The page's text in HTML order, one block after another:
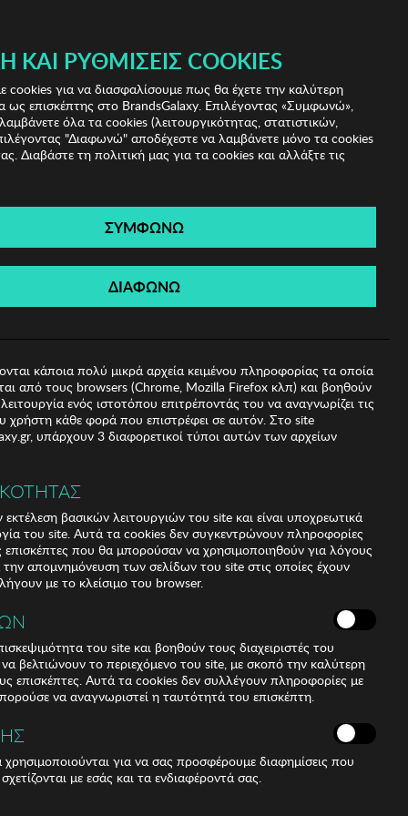
IRIS!
(0)
Ηλίου Lacoste
Acetate temples
100% UV Protection. Αντιανακλαστικοί φακοί.
inside their original box
warranty.
ΚΑΙ ΡΥΘΜΊΣΕΙΣ COOKIES
cookies για να διασφαλίσουμε πως θα έχετε την καλύτερη
ως επισκέπτης στο BrandsGalaxy. Επιλέγοντας «Συμφωνώ»,
όλα τα cookies (λειτουργικότητας, στατιστικών,
"Διαφωνώ" αποδέχεστε να λαμβάνετε μόνο τα cookies
Διαβάστε τη πολιτική μας για τα cookies και αλλάξτε τις
ΣΥΜΦΩΝΩ
ΔΙΑΦΩΝΩ
κάποια πολύ μικρά αρχεία κειμένου πληροφορίας τα οποία
από τους browsers (Chrome, Mozilla Firefox κλπ) και βοηθούν
ενός ιστοτόπου επιτρέποντάς του να αναγνωρίζει τις
χρήστη κάθε φορά που επιστρέφει σε αυτόν. Στο site
υπάρχουν 3 διαφορετικοί τύποι αυτών των αρχείων
βασικών λειτουργιών του site και είναι υποχρεωτικά
του site. Αυτά τα cookies δεν συγκεντρώνουν πληροφορίες
επισκέπτες που θα μπορούσαν να χρησιμοποιηθούν για λόγους
απομνημόνευση των σελίδων του site στις οποίες έχουν
με το κλείσιμο του browser.
του site και βοηθούν τους διαχειριστές του
βελτιώνουν το περιεχόμενο του site, με σκοπό την καλύτερη
επισκέπτες. Αυτά τα cookies δεν συλλέγουν πληροφορίες με
να αναγνωριστεί η ταυτότητά του επισκέπτη.
για να σας προσφέρουμε διαφημίσεις που
με εσάς και τα ενδιαφέροντά σας.